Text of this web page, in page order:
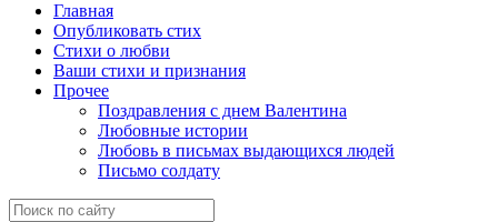
Главная
Опубликовать стих
Стихи о любви
Ваши стихи и признания
Прочее
Поздравления с днем Валентина
Любовные истории
Любовь в письмах выдающихся людей
Письмо солдату